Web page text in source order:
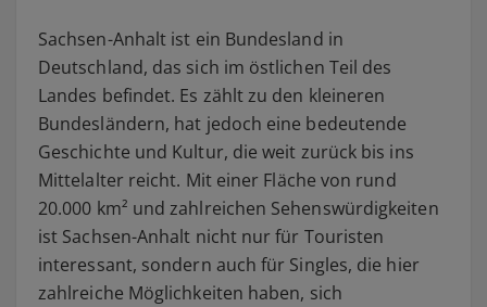
Sachsen-Anhalt ist ein Bundesland in
Deutschland, das sich im östlichen Teil des
Landes befindet. Es zählt zu den kleineren
Bundesländern, hat jedoch eine bedeutende
Geschichte und Kultur, die weit zurück bis ins
Mittelalter reicht. Mit einer Fläche von rund
20.000 km² und zahlreichen Sehenswürdigkeiten
ist Sachsen-Anhalt nicht nur für Touristen
interessant, sondern auch für Singles, die hier
zahlreiche Möglichkeiten haben, sich